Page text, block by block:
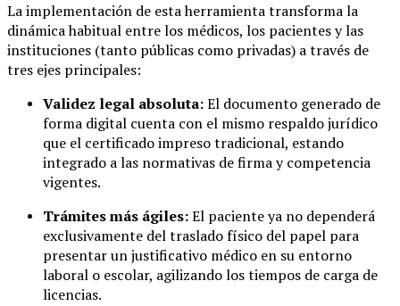
La implementación de esta herramienta transforma la
dinámica habitual entre los médicos, los pacientes y las
instituciones (tanto públicas como privadas) a través de
tres ejes principales:
Validez legal absoluta:El documento generado de
forma digital cuenta con el mismo respaldo jurídico
que el certificado impreso tradicional, estando
integrado a las normativas de firma y competencia
vigentes.
Trámites más ágiles:El paciente ya no dependerá
exclusivamente del traslado físico del papel para
presentar un justificativo médico en su entorno
laboral o escolar, agilizando los tiempos de carga de
licencias.